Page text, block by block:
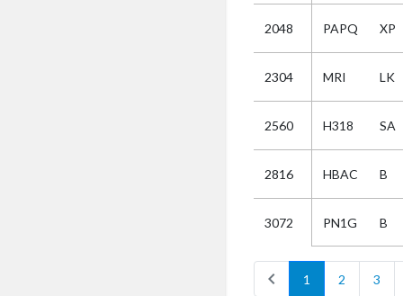
2048 PAPQ XP
2304 MRI LK
2560 H318 SA
2816 HBAC B
3072 PN1G B
chevron_left 1 2 3